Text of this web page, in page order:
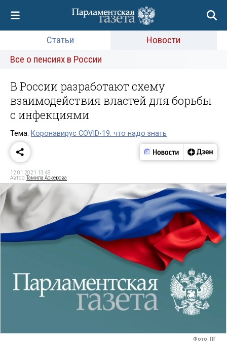
Статьи
Новости
Все о пенсиях в России
В России разработают схему
взаимодействия властей для борьбы
с инфекциями
Тема: Коронавирус COVID-19: что надо знать
12.01.2021 13:48
Автор:Тамила Аскерова
Фото: ПГ